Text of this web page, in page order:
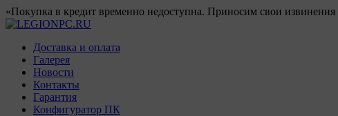
«Покупка в кредит временно недоступна. Приносим свои
Доставка и оплата
Галерея
Новости
Контакты
Гарантия
Конфигуратор ПК